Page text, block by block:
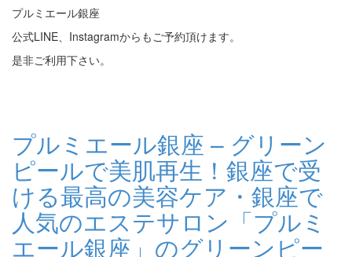
プルミエール銀座
公式LINE、Instagramからもご予約頂けます。
是非ご利用下さい。
プルミエール銀座 – グリーン
ピールで美肌再生！銀座で受
ける最高の美容ケア・銀座で
人気のエステサロン「プルミ
エール銀座」のグリーンピー